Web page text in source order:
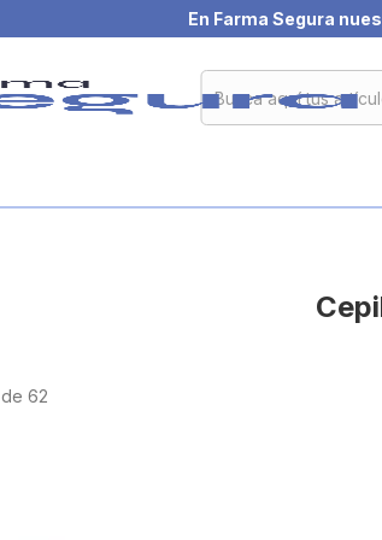
En Farma Segura
de62